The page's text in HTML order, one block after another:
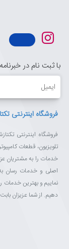
با ثبت نام در
ایمیل
فروشگاه اینترنتی
تلویزیون، قطعات
خدمات را به مشتریان
اصلی و خدمات رسان
نماییم و بهترین خدمات
دهیم. از شما عزیزان